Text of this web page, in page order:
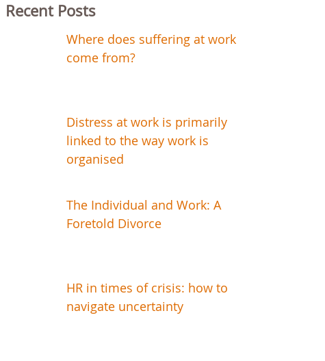
Recent Posts
Where does suffering at work
come from?
Distress at work is primarily
linked to the way work is
organised
The Individual and Work: A
Foretold Divorce
HR in times of crisis: how to
navigate uncertainty